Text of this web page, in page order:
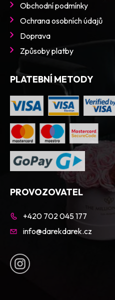
Obchodní podmínky
Ochrana osobních údajů
Doprava
Způsoby platby
PLATEBNÍ METODY
PROVOZOVATEL
+420 702 045 177
info@darekdarek.cz